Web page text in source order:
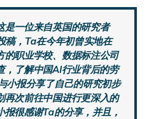
是一位来自英国的研究者
稿，Ta在今年初曾实地在
的职业学校、数据标注公司
，了解中国AI行业背后的劳
小报分享了自己的研究初步
再次前往中国进行更深入的
报很感谢Ta的分享，并且，